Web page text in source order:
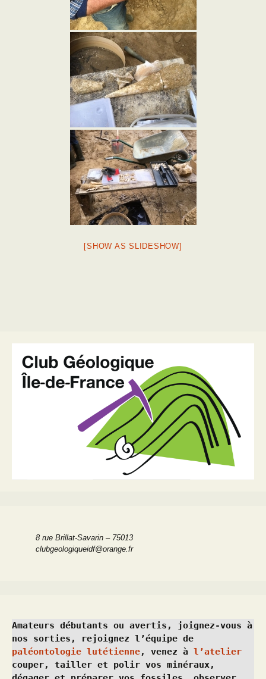
[SHOW AS SLIDESHOW]
8 rue Brillat-Savarin – 75013
clubgeologiqueidf@orange.fr
Amateurs débutants ou avertis, joignez-vous à
paléontologie lutétienne, venez à l’atelier
couper, tailler et polir vos minéraux,